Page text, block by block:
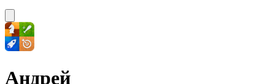
Андрей